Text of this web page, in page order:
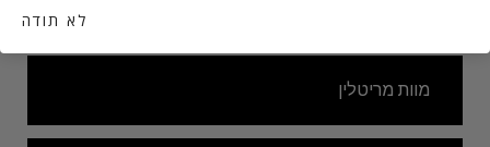
מוות מריטלין
לא תודה